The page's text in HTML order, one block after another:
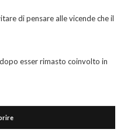
di pensare alle vicende che il
esser rimasto coinvolto in